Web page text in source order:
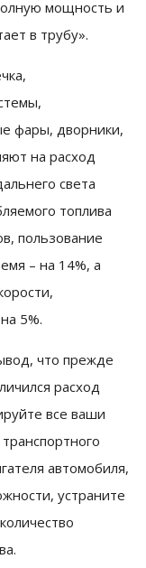
мощность и
в трубу».
фары, дворники,
на расход
света
топлива
пользование
– на 14%, а
5%.
что прежде
расход
все ваши
автомобиля,
устраните